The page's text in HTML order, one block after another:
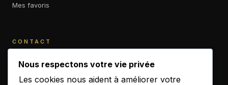
Mes favoris
CONTACT
contact@b-empiremagazine.com
Nous respectons votre vie privée
Les cookies nous aident à améliorer votre